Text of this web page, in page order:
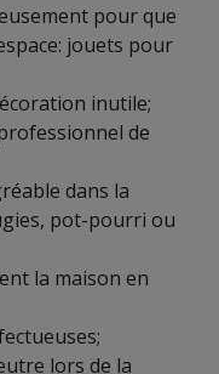
pour que
jouets pour
inutile;
de
dans la
pot-pourri ou
la maison en
lors de la